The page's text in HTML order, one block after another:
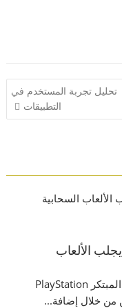
تحليل تجربة المستخدم في
التطبيقات
تحديث جديد لـ PlayStation Portal يجلب الألعاب
أطلقت شركة سوني تحديثًا جديدًا لجهازها المبتكر PlayStation